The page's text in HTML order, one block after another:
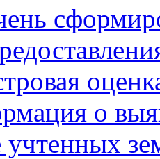
о
учтенных